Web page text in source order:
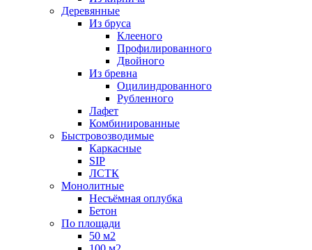
Деревянные
Из бруса
Клееного
Профилированного
Двойного
Из бревна
Оцилиндрованного
Рубленного
Лафет
Комбинированные
Быстровозводимые
Каркасные
SIP
ЛСТК
Монолитные
Несъёмная оплубка
Бетон
По площади
50 м2